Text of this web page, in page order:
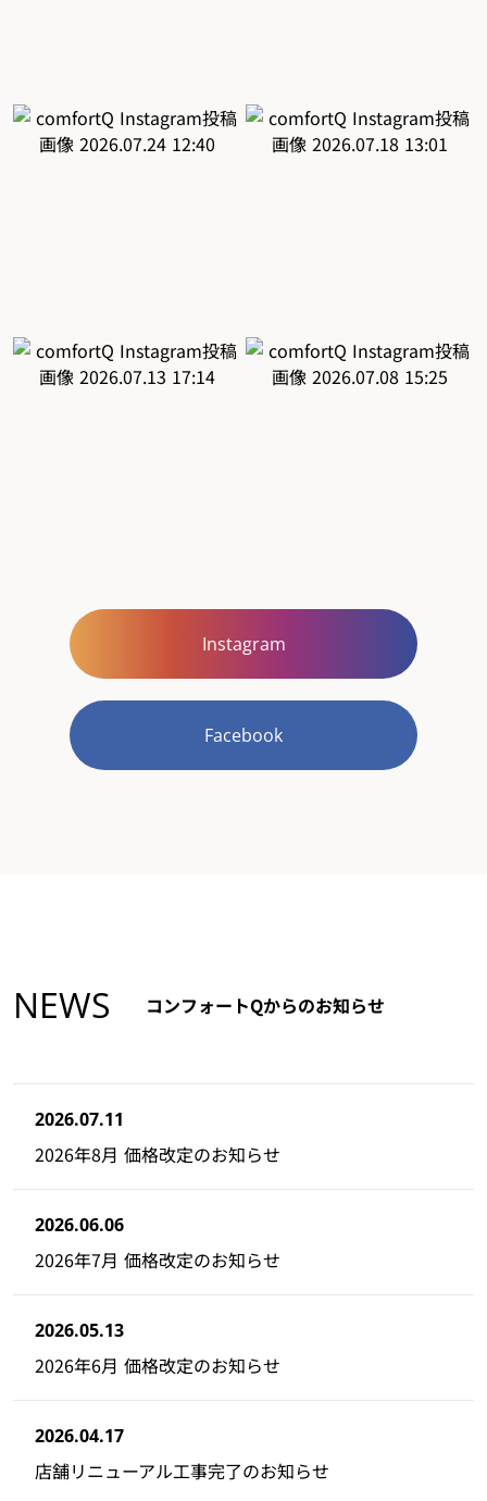
Instagram
Facebook
NEWS コンフォートQからのお知らせ
2026.07.11
2026年8月 価格改定のお知らせ
2026.06.06
2026年7月 価格改定のお知らせ
2026.05.13
2026年6月 価格改定のお知らせ
2026.04.17
店舗リニューアル工事完了のお知らせ